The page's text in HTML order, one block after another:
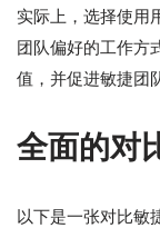
实际上，选择使用
团队偏好的工作方
值，并促进敏捷团
全面的对
以下是一张对比敏